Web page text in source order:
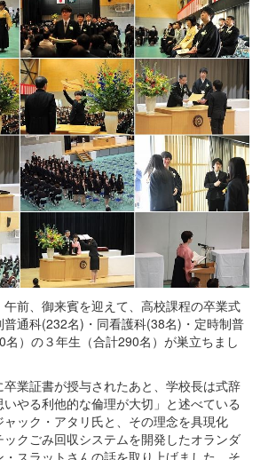
前、御来賓を迎えて、高校課程の卒業式
通科(232名)・同看護科(38名)・定時制普
名）の３年生（合計290名）が巣立ちまし
業証書が授与されたあと、学校長は式辞
やる利他的な倫理が大切」と述べている
ック・アタリ氏と、その理念を具現化
ックごみ回収システムを開発したオランダ